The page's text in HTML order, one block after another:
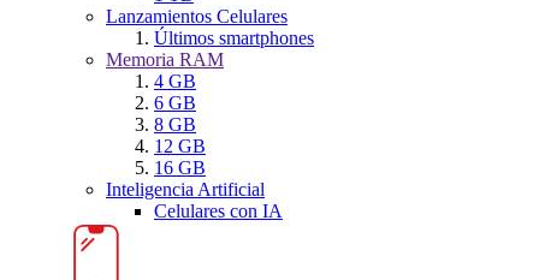
Lanzamientos Celulares
Últimos smartphones
Memoria RAM
4 GB
6 GB
8 GB
12 GB
16 GB
Inteligencia Artificial
Celulares con IA